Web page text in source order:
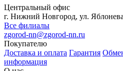
Центральный офис
г. Нижний Новгород, ул.
Все филиалы
zgorod-nn@zgorod-nn.ru
Покупателю
Доставка и оплата Гарантия
информация